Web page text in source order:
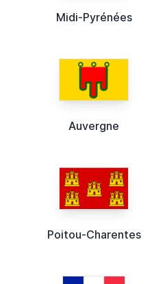
Midi-Pyrénées
Auvergne
Poitou-Charentes